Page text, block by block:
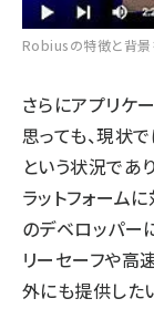
Robiusの特徴と背景
さらにアプリケ
思っても、現状
という状況であ
ラットフォーム
のデベロッパー
リーセーフや高
外にも提供した